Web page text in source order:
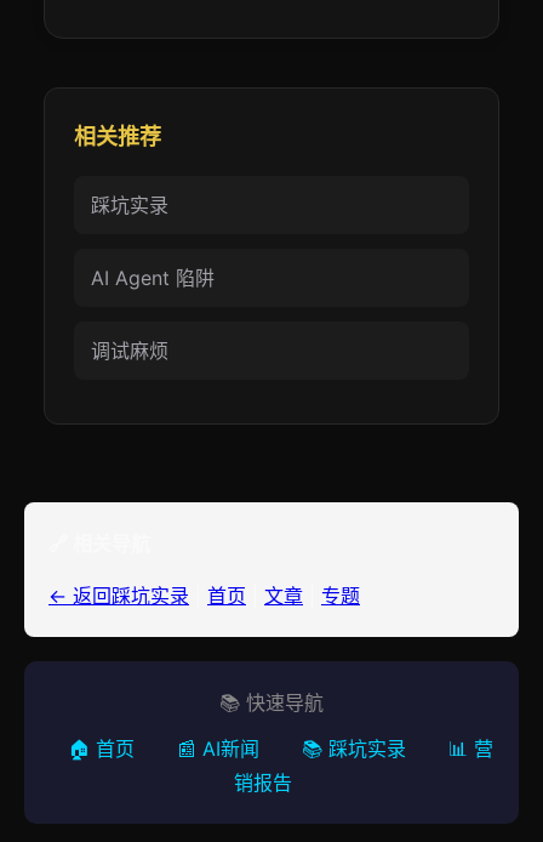
相关推荐
踩坑实录
AI Agent 陷阱
调试麻烦
← 返回踩坑实录 首页 文章 专题
📚 快速导航
🏠 首页
📰 AI新闻 📚 踩坑实录
📊 营
销报告